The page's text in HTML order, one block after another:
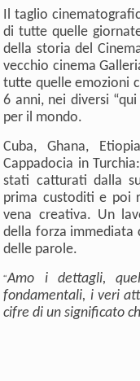
Il taglio
di tutte quelle
della storia del
vecchio cinema
tutte quelle emozioni
6 anni, nei diversi
per il mondo.
Cuba, Ghana,
Cappadocia in
stati catturati dalla
prima custoditi e poi
vena creativa. Un
della forza immediata
delle parole.
“Amo i dettagli,
fondamentali, i veri
cifre di un significato